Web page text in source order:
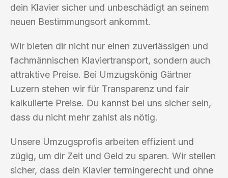
dein Klavier sicher und unbeschädigt an seinem
neuen Bestimmungsort ankommt.
Wir bieten dir nicht nur einen zuverlässigen und
fachmännischen Klaviertransport, sondern auch
attraktive Preise. Bei Umzugskönig Gärtner
Luzern stehen wir für Transparenz und fair
kalkulierte Preise. Du kannst bei uns sicher sein,
dass du nicht mehr zahlst als nötig.
Unsere Umzugsprofis arbeiten effizient und
zügig, um dir Zeit und Geld zu sparen. Wir stellen
sicher, dass dein Klavier termingerecht und ohne